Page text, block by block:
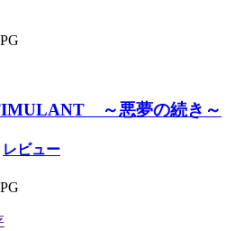
～悪夢の続き～
レビュー